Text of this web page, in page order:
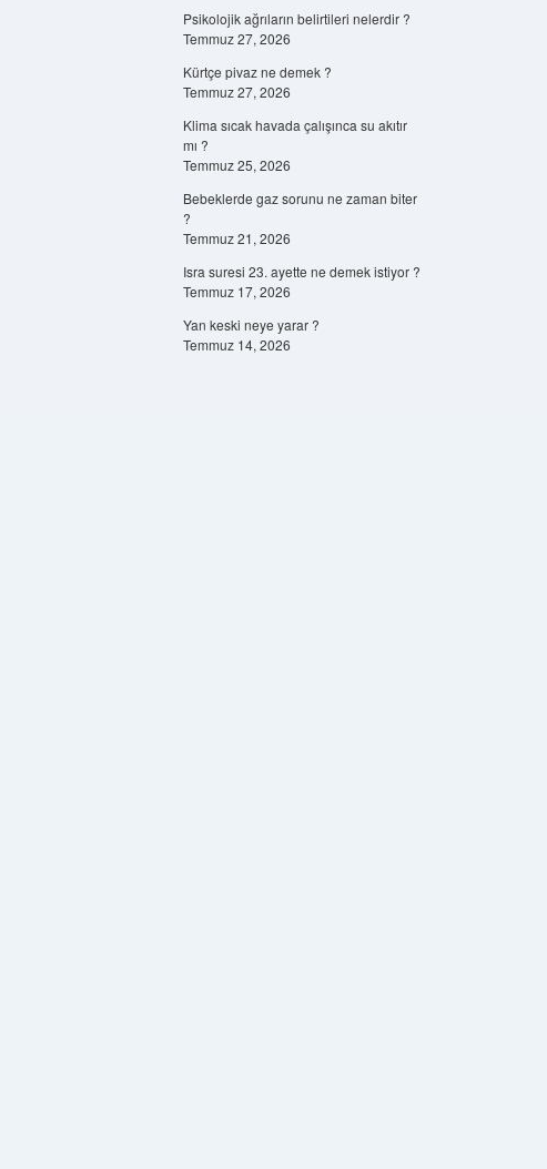
Psikolojik ağrıların belirtileri nelerdir ?
Temmuz 27, 2026
Kürtçe pivaz ne demek ?
Temmuz 27, 2026
Klima sıcak havada çalışınca su akıtır
mı ?
Temmuz 25, 2026
Bebeklerde gaz sorunu ne zaman biter
?
Temmuz 21, 2026
Isra suresi 23. ayette ne demek istiyor ?
Temmuz 17, 2026
Yan keski neye yarar ?
Temmuz 14, 2026